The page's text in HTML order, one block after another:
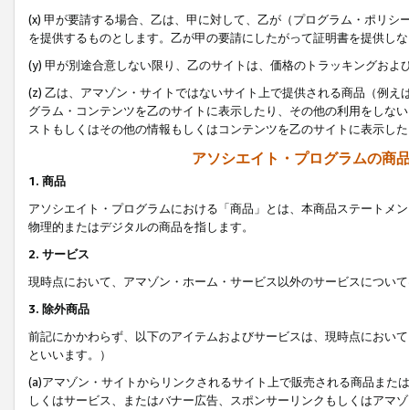
(x) 甲が要請する場合、乙は、甲に対して、乙が（プログラム・ポリ
を提供するものとします。乙が甲の要請にしたがって証明書を提供し
(y) 甲が別途合意しない限り、乙のサイトは、価格のトラッキングお
(z) 乙は、アマゾン・サイトではないサイト上で提供される商品（例
グラム・コンテンツを乙のサイトに表示したり、その他の利用をしな
ストもしくはその他の情報もしくはコンテンツを乙のサイトに表示し
アソシエイト・プログラムの商
1. 商品
アソシエイト・プログラムにおける「商品」とは、本商品ステートメ
物理的またはデジタルの商品を指します。
2. サービス
現時点において、アマゾン・ホーム・サービス以外のサービスについ
3. 除外商品
前記にかかわらず、以下のアイテムおよびサービスは、現時点におい
といいます。）
(a)アマゾン・サイトからリンクされるサイト上で販売される商品ま
しくはサービス、またはバナー広告、スポンサーリンクもしくはアマ